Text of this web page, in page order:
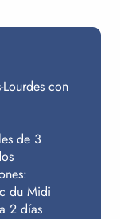
con
de 3
du Midi
2 días